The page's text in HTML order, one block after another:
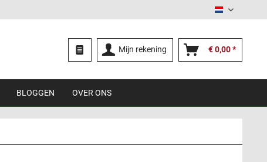
Nederlands
Mijn rekening € 0,00 *
BLOGGEN OVER ONS